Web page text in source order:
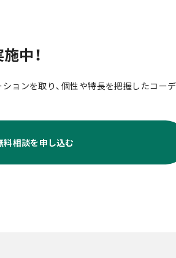
中！
ョンを取り、個性や特長を把握したコー
料相談を申し込む